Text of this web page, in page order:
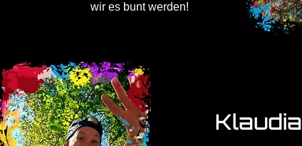
wir es bunt werden!
Klaudia